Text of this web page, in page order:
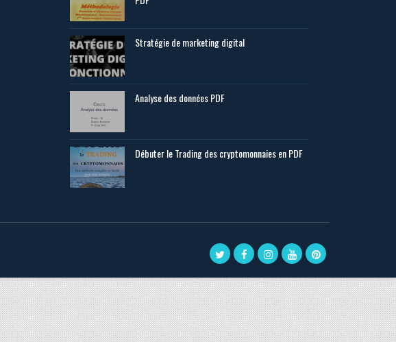
Stratégie de marketing digital
Analyse des données PDF
Débuter le Trading des cryptomonnaies en PDF